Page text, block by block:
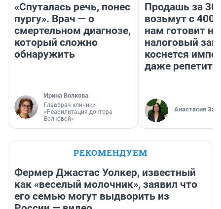
«Спуталась речь, понес
пургу». Врач — о
смертельном диагнозе,
который сложно
обнаружить
Ирина Волкова
Главврач клиники
«Реабилитация доктора
Волковой»
Продашь за
возьмут с
нам готовит
налоговый
коснется
даже
Анастасия
РЕКОМЕНДУЕМ
Фермер Джастас Уолкер, известный
как «веселый молочник», заявил что
его семью могут выдворить из